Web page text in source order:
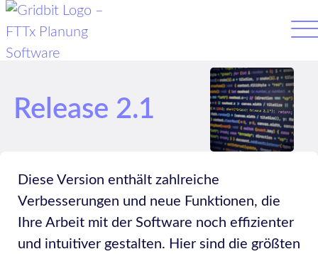
Release 2.1
Diese Version enthält zahlreiche
Verbesserungen und neue Funktionen, die
Ihre Arbeit mit der Software noch effizienter
und intuitiver gestalten. Hier sind die größten